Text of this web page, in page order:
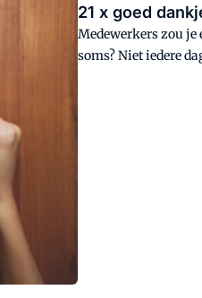
21 x goed
Medewerkers zou
soms? Niet iedere